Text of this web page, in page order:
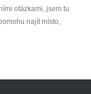
otázkami, jsem tu
najít místo,